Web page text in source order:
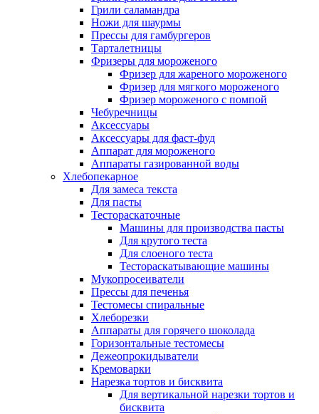
Грили саламандра
Ножи для шаурмы
Прессы для гамбургеров
Тарталетницы
Фризеры для мороженого
Фризер для жареного мороженого
Фризер для мягкого мороженого
Фризер мороженого с помпой
Чебуречницы
Аксессуары
Аксессуары для фаст-фуд
Аппарат для мороженого
Аппараты газированной воды
Хлебопекарное
Для замеса текста
Для пасты
Тестораскаточные
Машины для производства пасты
Для крутого теста
Для слоеного теста
Тестораскатывающие машины
Мукопросеиватели
Прессы для печенья
Тестомесы спиральные
Хлеборезки
Аппараты для горячего шоколада
Горизонтальные тестомесы
Дежеопрокидыватели
Кремоварки
Нарезка тортов и бисквита
Для вертикальной нарезки тортов и
бисквита